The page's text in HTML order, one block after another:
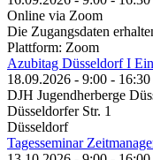
Online via Zoom
Die Zugangsdaten
Plattform: Zoom
Azubitag Düsseldorf I
18.09.2026 - 9:00 - 16:30
DJH Jugendherberge
Düsseldorfer Str. 1
Düsseldorf
Tagesseminar